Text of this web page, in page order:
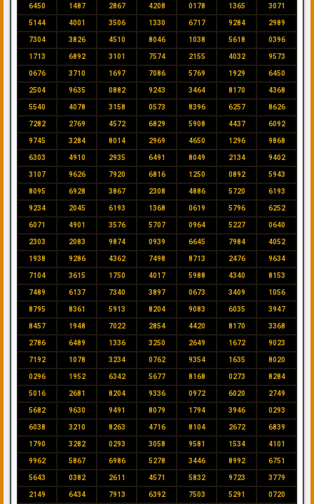
6450 1487 2867 4208 0178 1365 3071
5144 4001 3506 1330 6717 9284 2989
7304 3826 4510 8046 1038 5618 0396
1713 6892 3101 7574 2155 4032 9573
0676 3710 1697 7086 5769 1929 6450
2504 9635 0882 9243 3464 8170 4368
5540 4078 3158 0573 8396 6257 8626
7282 2769 4572 6829 5908 4437 6092
9745 3284 8014 2969 4650 1296 9868
6303 4910 2935 6491 8049 2134 9402
3107 9626 7920 6816 1250 0892 5943
8095 6928 3867 2308 4886 5720 6193
9234 2045 6193 1368 0619 5796 6252
6071 4901 3576 5707 0964 5227 0640
2303 2083 9874 0939 6645 7984 4052
1938 9286 4362 7498 8713 2476 9634
7104 3615 1750 4017 5988 4340 8153
7489 6137 7340 3897 0673 3409 1056
8795 8361 5913 8204 9083 6035 3947
8457 1948 7022 2854 4420 8170 3368
2786 6489 1336 3250 2649 1672 9023
7192 1078 3234 0762 9354 1635 8020
0296 1952 6342 5677 8168 0273 8284
5016 2681 8204 9336 0972 6020 2749
5682 9630 9491 8079 1794 3946 0293
6038 3210 8263 4716 8104 2672 6839
1790 3282 0293 3058 9581 1534 4101
9962 5867 6986 5278 3446 8992 6751
5643 0382 2611 4571 5832 9723 3779
2149 6434 7913 6392 7503 5291 0720